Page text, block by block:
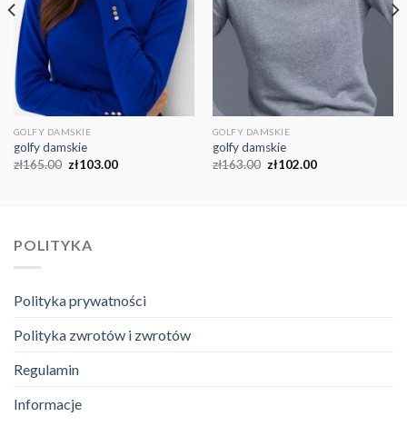
GOLFY DAMSKIE
golfy damskie
zł165.00 zł103.00
GOLFY DAMSKIE
golfy damskie
zł163.00 zł102.00
POLITYKA
Polityka prywatności
Polityka zwrotów i zwrotów
Regulamin
Informacje